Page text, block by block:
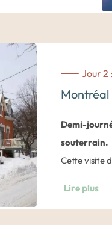
Jour 2 :
Montréal
Demi-
souterrain.
Cette visite
Montréal,
Lire plus